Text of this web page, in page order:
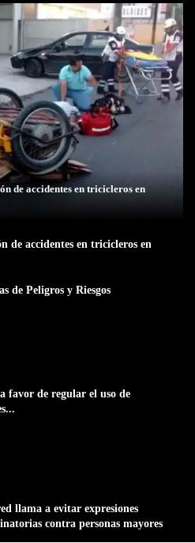
de accidentes en tricicleros en
de accidentes en tricicleros en
de Peligros y Riesgos
favor de regular el uso de
llama a evitar expresiones
contra personas mayores